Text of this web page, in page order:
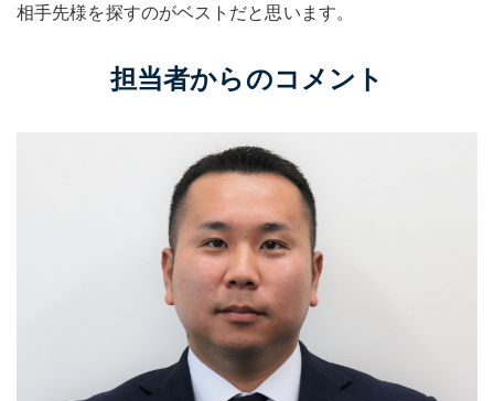
相手先様を探すのがベストだと思います。
担当者からのコメント